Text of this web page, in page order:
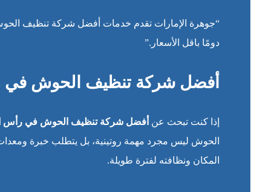
“جوهرة الإمارات تقدم خدمات أفضل شركة تنظيف
دومًا باقل الأسعار.”
أفضل شركة تنظيف الحوش في
إذا كنت تبحث عن أفضل شركة تنظيف الحوش في رأس
الحوش ليس مجرد مهمة روتينية، بل يتطلب خبرة
المكان ونظافته لفترة طويلة.